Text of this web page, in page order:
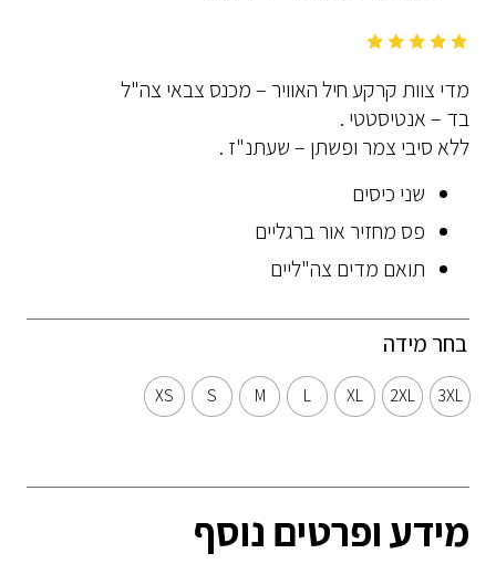
מדי צוות קרקע חיל האוויר – מכנס צבאי צה"ל
בד – אנטיסטטי .
ללא סיבי צמר ופשתן – שעתנ"ז .
שני כיסים
פס מחזיר אור ברגליים
תואם מדים צה"ליים
בחר מידה
3XL
2XL
XL
L
M
S
XS
מידע ופרטים נוסף